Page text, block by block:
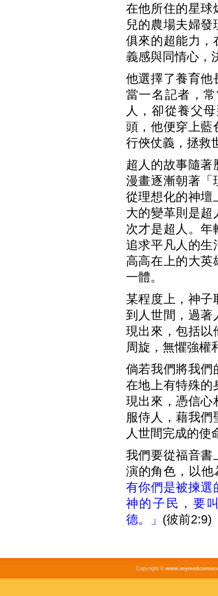
在他所住的星球
兒的農場夫婦
俱來的超能力，
義感與同情心，
他選擇了養育他
當一名記者，
人，卻從養父
頭，他便穿上藍
行俠仗義，拯救
超人的故事隨著
漫畫逐漸朝著「
從理想化的神壇
大的變革則是超
次才是超人。年
追求平凡人的生
高高在上的大英
一體。
某程度上，神子
到人世間，過著
現出來，包括以
周旋，無懼強權
倘若我們將我們
在地上有特殊的
現出來，憑信心
服侍人，藉我
人世間完成的使
我們要從福音書
演的角色，以
有你們是被揀選
神的子民，要
德。」 (彼前2:9)
Copyright ©